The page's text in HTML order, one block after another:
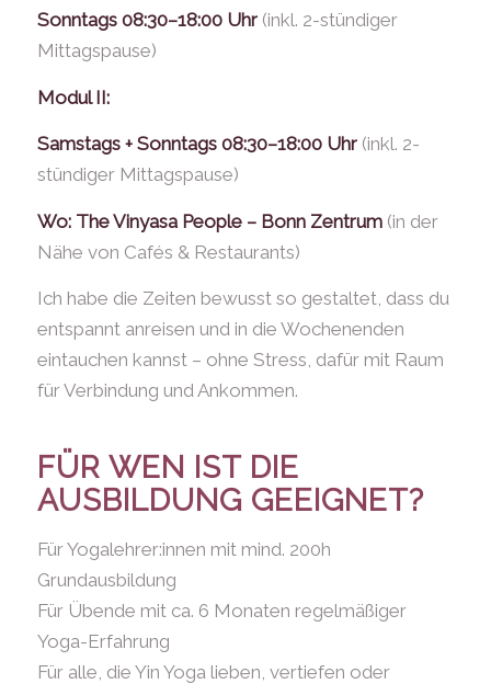
Sonntags 08:30–18:00 Uhr(inkl. 2-stündiger
Mittagspause)
Modul II:
Samstags + Sonntags 08:30–18:00 Uhr(inkl. 2-
stündiger Mittagspause)
Wo: The Vinyasa People – Bonn Zentrum(in der
Nähe von Cafés & Restaurants)
Ich habe die Zeiten bewusst so gestaltet, dass du
entspannt anreisen und in die Wochenenden
eintauchen kannst – ohne Stress, dafür mit Raum
für Verbindung und Ankommen.
FÜR WEN IST DIE
AUSBILDUNG GEEIGNET?
Für Yogalehrer:innen mit mind. 200h
Grundausbildung
Für Übende mit ca. 6 Monaten regelmäßiger
Yoga-Erfahrung
Für alle, die Yin Yoga lieben, vertiefen oder